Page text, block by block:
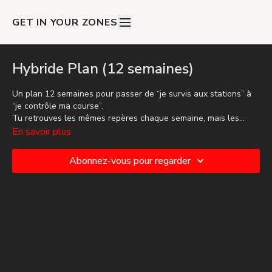
GET IN YOUR ZONES
Hybride Plan (12 semaines)
Un plan 12 semaines pour passer de “je survis aux stations” à
“je contrôle ma course”.
Tu retrouves les mêmes repères chaque semaine, mais les
blocs évoluent : durée, intensité, combinaisons pensées pour
C’est ça qui fait la différence : pas des séances 100% inédites,
mais une progression millimétrée qui t’emmène clairement au
En savoir plus
Abonnez-vous pour regarder